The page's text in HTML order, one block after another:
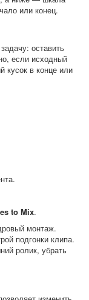
или конец.
оставить
если исходный
кусок в конце или
to Mix.
монтаж.
подгонки клипа.
ролик, убрать